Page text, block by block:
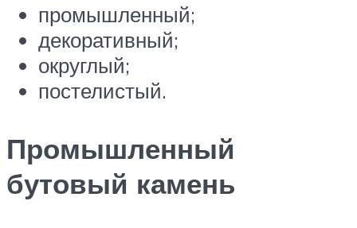
промышленный;
декоративный;
округлый;
постелистый.
Промышленный
бутовый камень